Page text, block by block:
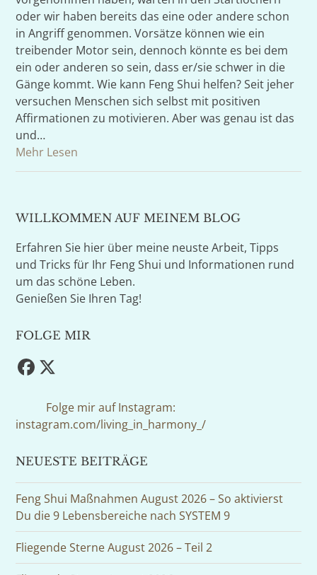
oder wir haben bereits das eine oder andere schon
in Angriff genommen. Vorsätze können wie ein
treibender Motor sein, dennoch könnte es bei dem
ein oder anderen so sein, dass er/sie schwer in die
Gänge kommt. Wie kann Feng Shui helfen? Seit jeher
versuchen Menschen sich selbst mit positiven
Affirmationen zu motivieren. Aber was genau ist das
und…
Mehr Lesen
WILLKOMMEN AUF MEINEM BLOG
Erfahren Sie hier über meine neuste Arbeit, Tipps
und Tricks für Ihr Feng Shui und Informationen rund
um das schöne Leben.
Genießen Sie Ihren Tag!
FOLGE MIR
Facebook
Twitter
Folge mir auf Instagram:
instagram.com/living_in_harmony_/
NEUESTE BEITRÄGE
Feng Shui Maßnahmen August 2026 – So aktivierst
Du die 9 Lebensbereiche nach SYSTEM 9
Fliegende Sterne August 2026 – Teil 2